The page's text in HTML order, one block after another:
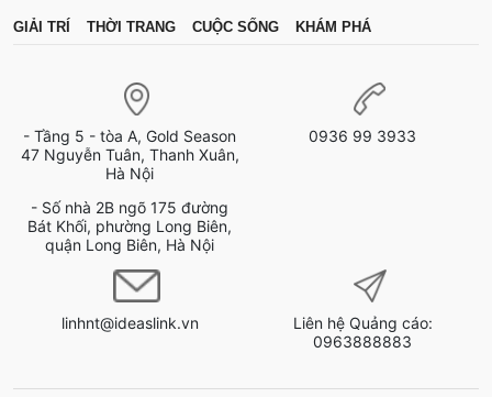
GIẢI TRÍ THỜI TRANG CUỘC SỐNG KHÁM PHÁ
- Tầng 5 - tòa A, Gold Season
47 Nguyễn Tuân, Thanh Xuân,
Hà Nội
- Số nhà 2B ngõ 175 đường
Bát Khối, phường Long Biên,
quận Long Biên, Hà Nội
0936 99 3933
linhnt@ideaslink.vn
Liên hệ Quảng cáo:
0963888883